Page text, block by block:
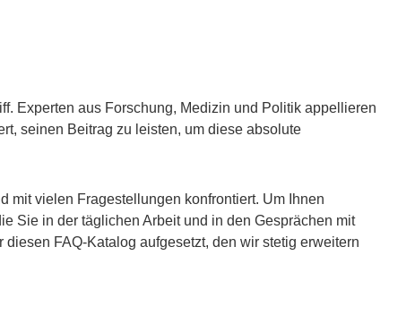
Experten aus Forschung, Medizin und Politik appellieren
seinen Beitrag zu leisten, um diese absolute
mit vielen Fragestellungen konfrontiert. Um Ihnen
Sie in der täglichen Arbeit und in den Gesprächen mit
FAQ-Katalog aufgesetzt, den wir stetig erweitern